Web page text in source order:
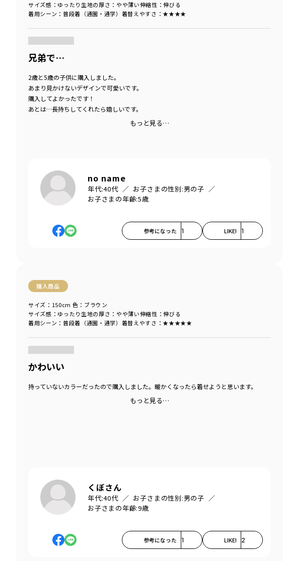
サイズ感 ：ゆったり 生地の厚さ ：やや薄い伸縮性 ：伸びる
着用シーン ：普段着（通園・通学） 着替えやすさ ：★★★★
兄弟で…
2歳と5歳の子供に購入しました。
あまり見かけないデザインで可愛いです。
購入してよかったです！
あとは…長持ちしてくれたら嬉しいです。
もっと見る…
no name
年代:40代 お子さまの性別:男の子
お子さまの年齢:5歳
参考になった 1 LIKE! 1
購入商品
サイズ感 ：ゆったり 生地の厚さ ：やや薄い伸縮性 ：伸びる
着用シーン ：普段着（通園・通学） 着替えやすさ ：★★★★★
サイズ：150cm 色：ブラウン
かわいい
持っていないカラーだったので購入しました。暖かくなったら着せようと思います。
もっと見る…
くぼさん
年代:40代 お子さまの性別:男の子
お子さまの年齢:9歳
参考になった 1 LIKE! 2